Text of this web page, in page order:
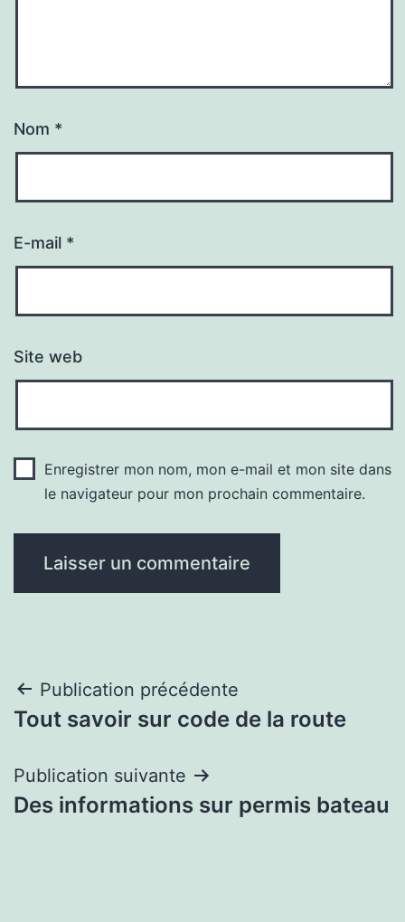
Nom *
E-mail *
Site web
Enregistrer mon nom, mon e-mail et mon site dans
le navigateur pour mon prochain commentaire.
Navigation
de
l’article
Publication précédente
Tout savoir sur code de la route
Publication suivante
Des informations sur permis bateau